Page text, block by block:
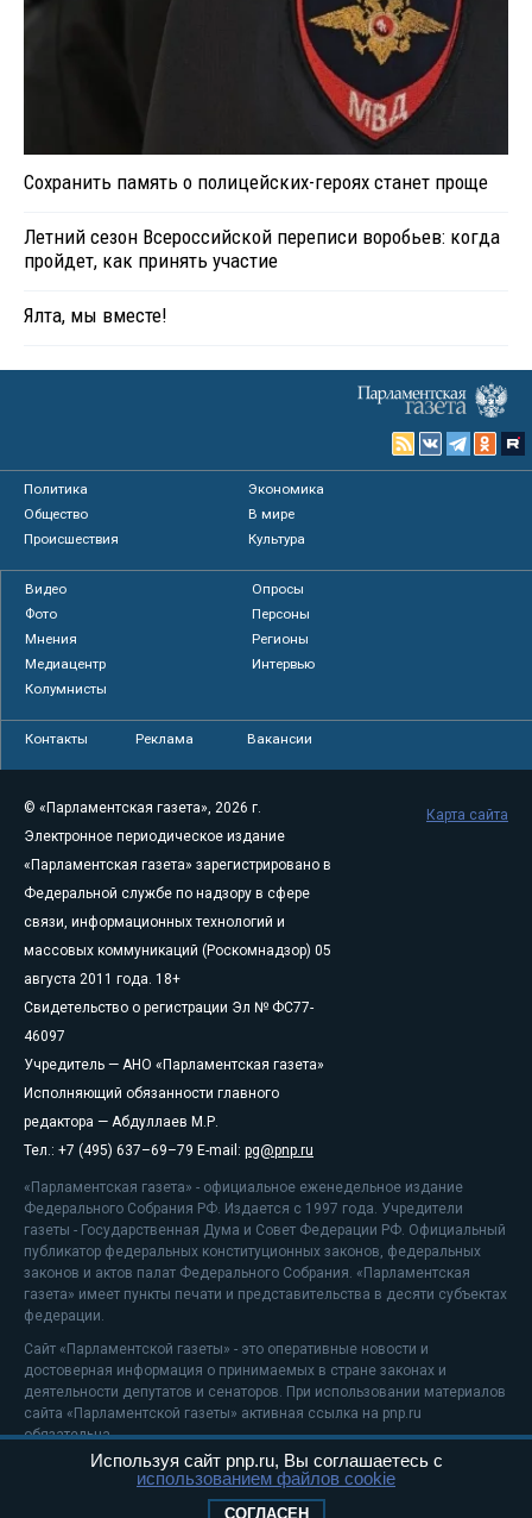
Сохранить память о полицейских-героях станет проще
Летний сезон Всероссийской переписи воробьев: когда
пройдет, как принять участие
Ялта, мы вместе!
Политика
Экономика
Общество
В мире
Происшествия
Культура
Видео
Опросы
Фото
Персоны
Мнения
Регионы
Медиацентр
Интервью
Колумнисты
Контакты Реклама Вакансии
© «Парламентская газета», 2026 г.
Электронное периодическое издание
«Парламентская газета» зарегистрировано в
Федеральной службе по надзору в сфере
связи, информационных технологий и
массовых коммуникаций (Роскомнадзор) 05
августа 2011 года. 18+
Свидетельство о регистрации Эл № ФС77-
46097
Учредитель — АНО «Парламентская газета»
Исполняющий обязанности главного
редактора — Абдуллаев М.Р.
Тел.: +7 (495) 637–69–79 E-mail: pg@pnp.ru
«Парламентская газета» - официальное еженедельное издание
Федерального Собрания РФ. Издается с 1997 года. Учредители
газеты - Государственная Дума и Совет Федерации РФ. Официальный
публикатор федеральных конституционных законов, федеральных
законов и актов палат Федерального Собрания. «Парламентская
газета» имеет пункты печати и представительства в десяти субъектах
федерации.
Сайт «Парламентской газеты» - это оперативные новости и
достоверная информация о принимаемых в стране законах и
деятельности депутатов и сенаторов. При использовании материалов
сайта «Парламентской газеты» активная ссылка на pnp.ru
обязательна.
На информационном ресурсе применяютсярекомендательные
Положение о защите персональных данных
Карта сайта
Используя сайт pnp.ru, Вы соглашаетесь с
использованием файлов cookie
СОГЛАСЕН